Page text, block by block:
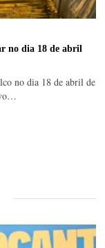
no dia 18 de abril
no dia 18 de abril de